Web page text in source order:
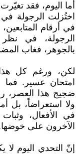
أما اليوم، فقد
اختُزلت الرجولة
في أرقام
الرجولة، في
بالجوهر، فغاب
لكن، ورغم كل
امتحان عسير. فما
ضجيج هذا العصر،
ولا استعراضاً، بل
في الأفعال،
الآخرون على
إنّ التحدي اليوم